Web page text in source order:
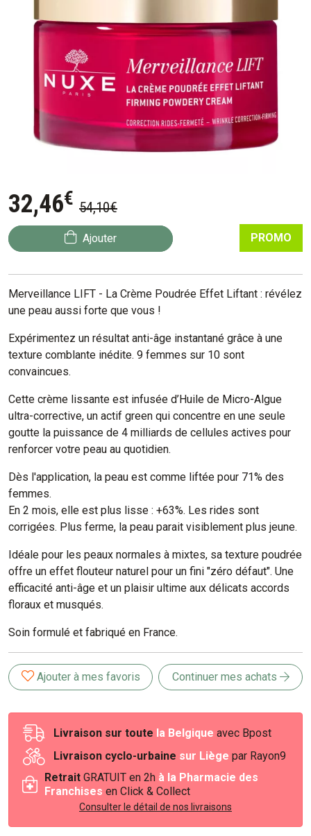
32,46€ 54,10€
Ajouter PROMO
Merveillance LIFT - La Crème Poudrée Effet Liftant : révélez
une peau aussi forte que vous !
Expérimentez un résultat anti-âge instantané grâce à une
texture comblante inédite. 9 femmes sur 10 sont
convaincues.
Cette crème lissante est infusée d’Huile de Micro-Algue
ultra-corrective, un actif green qui concentre en une seule
goutte la puissance de 4 milliards de cellules actives pour
renforcer votre peau au quotidien.
Dès l'application, la peau est comme liftée pour 71% des
femmes.
En 2 mois, elle est plus lisse : +63%. Les rides sont
corrigées. Plus ferme, la peau parait visiblement plus jeune.
Idéale pour les peaux normales à mixtes, sa texture poudrée
offre un effet flouteur naturel pour un fini "zéro défaut". Une
efficacité anti-âge et un plaisir ultime aux délicats accords
floraux et musqués.
Soin formulé et fabriqué en France.
Ajouter à mes favoris Continuer mes achats
Livraison sur toute la Belgique avec Bpost
Livraison cyclo-urbaine sur Liège par Rayon9
Retrait GRATUIT en 2h à la Pharmacie des
Franchises en Click & Collect
Consulter le détail de nos livraisons